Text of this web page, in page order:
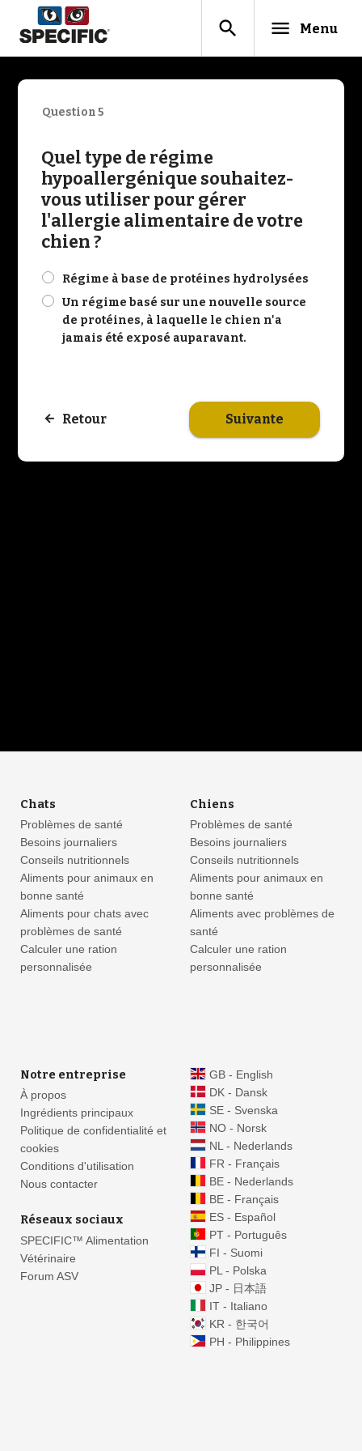
search menu Menu
Question 5
Quel type de régime
hypoallergénique souhaitez-
vous utiliser pour gérer
l'allergie alimentaire de votre
chien ?
check Régime à base de protéines hydrolysées
check
Un régime basé sur une nouvelle source
de protéines, à laquelle le chien n'a
jamais été exposé auparavant.
Retour Suivante
Chats
Problèmes de santé
Besoins journaliers
Conseils nutritionnels
Aliments pour animaux en
bonne santé
Aliments pour chats avec
problèmes de santé
Calculer une ration
personnalisée
Chiens
Problèmes de santé
Besoins journaliers
Conseils nutritionnels
Aliments pour animaux en
bonne santé
Aliments avec problèmes de
santé
Calculer une ration
personnalisée
Notre entreprise
À propos
Ingrédients principaux
Politique de confidentialité et
cookies
Conditions d'utilisation
Nous contacter
Réseaux sociaux
SPECIFIC™ Alimentation
Vétérinaire
Forum ASV
GB - English
DK - Dansk
SE - Svenska
NO - Norsk
NL - Nederlands
FR - Français
BE - Nederlands
BE - Français
ES - Español
PT - Português
FI - Suomi
PL - Polska
JP - 日本語
IT - Italiano
KR - 한국어
PH - Philippines